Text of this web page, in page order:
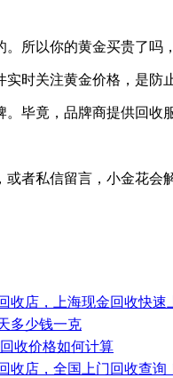
所以你的黄金买贵了吗
时关注黄金价格，是防
毕竟，品牌商提供回收
者私信留言，小金花会
收店，上海现金回收快速
多少钱一克
收价格如何计算
收店，全国上门回收查询